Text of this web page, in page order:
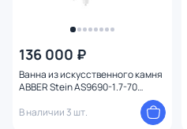
136 000 ₽
Ванна из искусственного камня
ABBER Stein AS9690-1.7-70
В наличии 3 шт.